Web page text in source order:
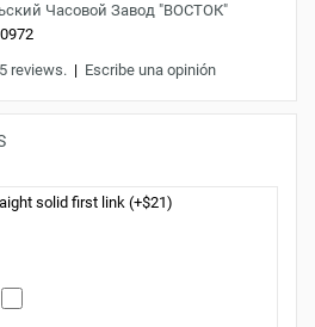
Часовой Завод "ВОСТОК"
reviews. | Escribe una opinión
solid first link (+$21)